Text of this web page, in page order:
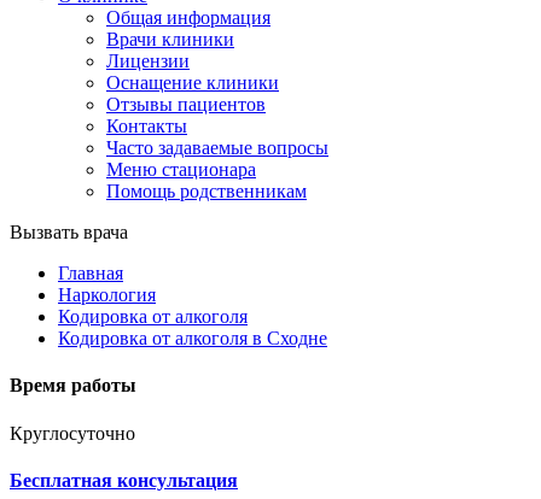
Общая информация
Врачи клиники
Лицензии
Оснащение клиники
Отзывы пациентов
Контакты
Часто задаваемые вопросы
Меню стационара
Помощь родственникам
Вызвать врача
Главная
Наркология
Кодировка от алкоголя
Кодировка от алкоголя в Сходне
Время работы
Круглосуточно
Бесплатная консультация